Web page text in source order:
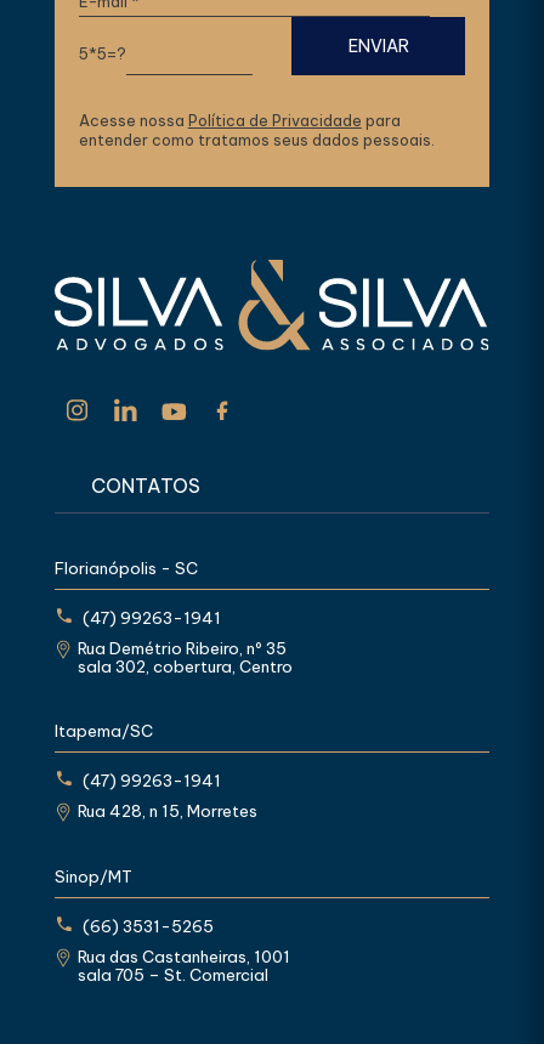
5*5=?
Acesse nossa Política de Privacidade para
entender como tratamos seus dados pessoais.
CONTATOS
Florianópolis - SC
(47) 99263-1941
Rua Demétrio Ribeiro, nº 35
sala 302, cobertura, Centro
Itapema/SC
(47) 99263-1941
Rua 428, n 15, Morretes
Sinop/MT
(66) 3531-5265
Rua das Castanheiras, 1001
sala 705 – St. Comercial